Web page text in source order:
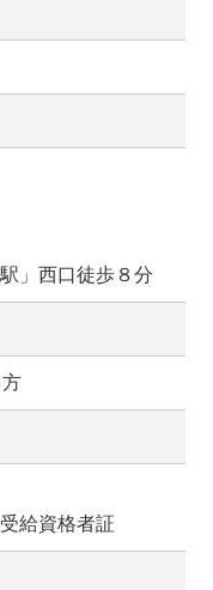
」西口徒歩８分
給資格者証